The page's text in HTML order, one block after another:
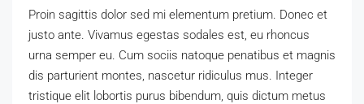
Proin sagittis dolor sed mi elementum pretium. Donec et
justo ante. Vivamus egestas sodales est, eu rhoncus
urna semper eu. Cum sociis natoque penatibus et magnis
dis parturient montes, nascetur ridiculus mus. Integer
tristique elit lobortis purus bibendum, quis dictum metus